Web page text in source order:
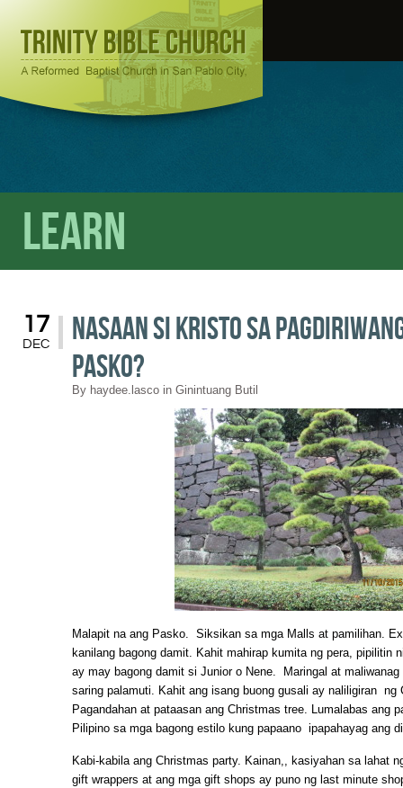
Learn
17
DEC
Nasaan si Kristo sa
Pasko?
By haydee.lasco in Ginintuang Butil
Malapit na ang Pasko. Siksikan sa mga Malls at pamilihan.
kanilang bagong damit. Kahit mahirap kumita ng pera, pipilitin
ay may bagong damit si Junior o Nene. Maringal at
saring palamuti. Kahit ang isang buong gusali ay naliligiran ng
Pagandahan at pataasan ang Christmas tree. Lumalabas ang
Pilipino sa mga bagong estilo kung papaano ipapahayag ang
Kabi-kabila ang Christmas party. Kainan,, kasiyahan sa lahat
gift wrappers at ang mga gift shops ay puno ng last minute